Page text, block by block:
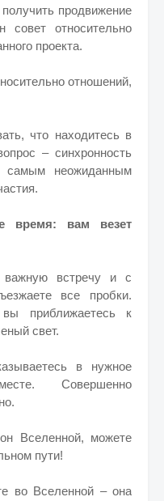
продвижение
относительно
проекта.
отношений,
что находитесь в
– синхронность
самым неожиданным
время: вам везет
встречу и с
все пробки.
приближаетесь к
свет.
в нужное
Совершенно
Вселенной, можете
пути!
во Вселенной – она